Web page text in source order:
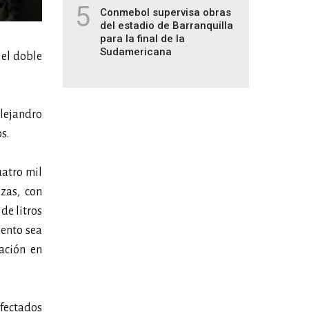
doble
mil
con
litros
sea
en
5
Conmebol supervisa obras
del estadio de Barranquilla
para la final de la
Sudamericana